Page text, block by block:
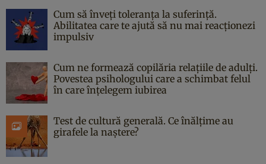
Cum să înveți toleranța la suferință.
Abilitatea care te ajută să nu mai reacționezi
impulsiv
Cum ne formează copilăria relațiile de adulți.
Povestea psihologului care a schimbat felul
în care înțelegem iubirea
Test de cultură generală. Ce înălțime au
girafele la naștere?